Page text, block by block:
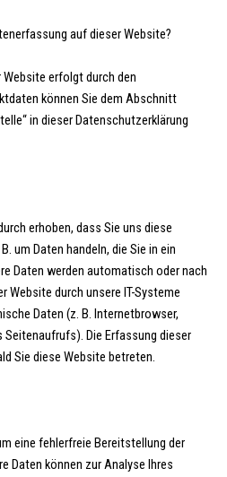
auf dieser Website?
erfolgt durch den
können Sie dem Abschnitt
in dieser Datenschutzerklärung
erhoben, dass Sie uns diese
um Daten handeln, die Sie in ein
Daten werden automatisch oder nach
Website durch unsere IT-Systeme
Daten (z. B. Internetbrowser,
Die Erfassung dieser
Sie diese Website betreten.
eine fehlerfreie Bereitstellung der
Daten können zur Analyse Ihres